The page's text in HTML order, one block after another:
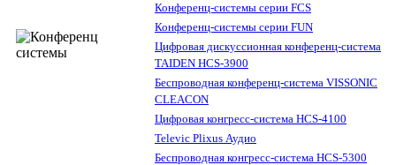
Конференц-системы серии FCS
Конференц-системы серии FUN
Цифровая дискуссионная конференц-система
TAIDEN HCS-3900
Беспроводная конференц-система VISSONIC
CLEACON
Цифровая конгресс-система HCS-4100
Televic Plixus Аудио
Беспроводная конгресс-система HCS-5300